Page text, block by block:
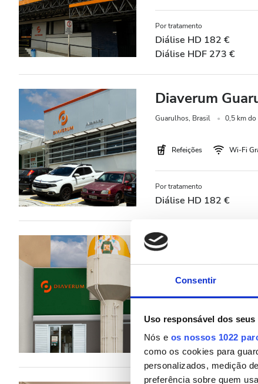
Consentir
Uso responsável dos seus
Nós e os nossos 1022
como os cookies para
personalizados, medição
preferência sobre quem
Todos os Turnos
Manhã
Tarde
Final da tarde
Noite
Avaliação
Boas
Muito Boas
Excelentes
Por tratamento
Diálise HD 182 €
Diálise HDF 273 €
Diaverum
Guarulhos, Brasil 0,5 km do
Refeições Wi-Fi
Por tratamento
Diálise HD 182 €
Diaverum Mauá
Mauá, Brasil 1,68 km do
Refeições Wi-Fi
Diálise HD 182 €